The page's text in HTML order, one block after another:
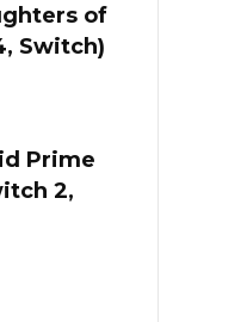
of
Switch)
Prime
2,